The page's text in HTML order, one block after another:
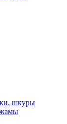
шкуры